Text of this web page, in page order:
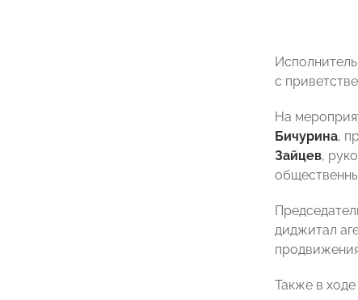
с
На
Бичурина,
Зайцев,
диджитал
Также в